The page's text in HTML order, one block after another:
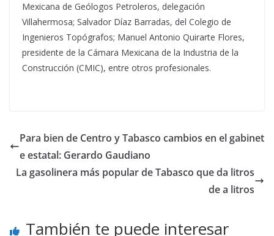
Mexicana de Geólogos Petroleros, delegación
Villahermosa; Salvador Díaz Barradas, del Colegio de
Ingenieros Topógrafos; Manuel Antonio Quirarte Flores,
presidente de la Cámara Mexicana de la Industria de la
Construcción (CMIC), entre otros profesionales.
Para bien de Centro y Tabasco cambios en el gabinet
e estatal: Gerardo Gaudiano
La gasolinera más popular de Tabasco que da litros
de a litros
También te puede interesar